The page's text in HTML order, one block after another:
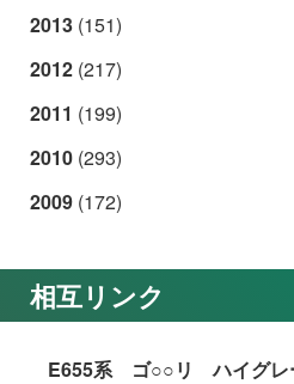
2013 (151)
2012 (217)
2011 (199)
2010 (293)
2009 (172)
相互リンク
E655系 ゴ○○リ ハイグレ